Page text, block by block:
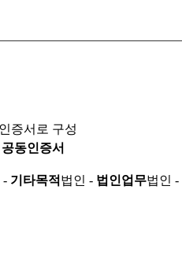
증서로 구성
동인증서
- 기타목적 법인 - 법인업무법인 -